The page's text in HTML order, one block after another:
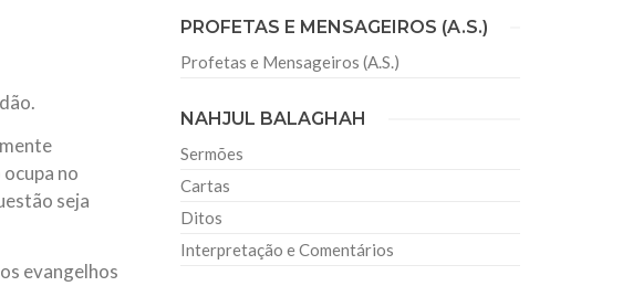
no Brasil recebe o ex-ministro das
Exteriores da República Islâmica do Irã
feira, 03 de Abril, o Centro Islâmico no Brasil recebeu em sua
Paulo, o ex-ministro das Relações Exteriores da República Islâmica
Kharrazi, que encontra-se visitando
no
seja
evangelhos
PROFETAS E MENSAGEIROS (A.S.)
Profetas e Mensageiros (A.S.)
NAHJUL BALAGHAH
Sermões
Cartas
Ditos
Interpretação e Comentários